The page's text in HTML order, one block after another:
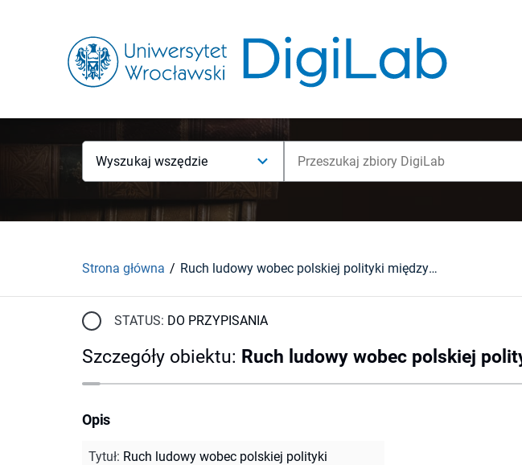
Wyszukaj wszędzie
Strona główna Ruch ludowy wobec polskiej polityki międzynarodowej
STATUS: DO PRZYPISANIA
Szczegóły obiektu: Ruch ludowy wobec polskiej
Opis
Tytuł: Ruch ludowy wobec polskiej polityki